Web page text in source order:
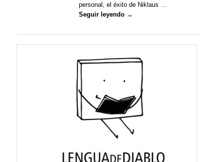
–
personal, el éxito de Niklaus …
Seguir leyendo →